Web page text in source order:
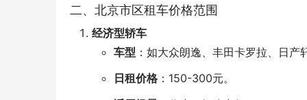
二、北京市区租车价格范围
经济型轿车
车型 ：如大众朗逸、丰田卡罗拉、日产
日租价格 ：150-300元。